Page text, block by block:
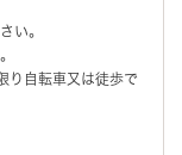
い。
り自転車又は徒歩で